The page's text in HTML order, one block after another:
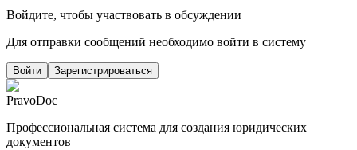
Войдите, чтобы участвовать в обсуждении
Для отправки сообщений необходимо войти в систему
Войти Зарегистрироваться
PravoDoc
Профессиональная система для создания юридических
документов